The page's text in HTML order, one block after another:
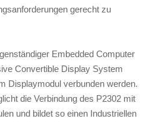
gerecht zu
Embedded Computer
Convertible Display System
Displaymodul verbunden werden.
die Verbindung des P2302 mit
und bildet so einen Industriellen